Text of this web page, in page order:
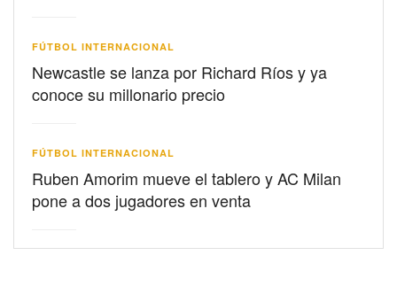
FÚTBOL INTERNACIONAL
Newcastle se lanza por Richard Ríos y ya
conoce su millonario precio
FÚTBOL INTERNACIONAL
Ruben Amorim mueve el tablero y AC Milan
pone a dos jugadores en venta